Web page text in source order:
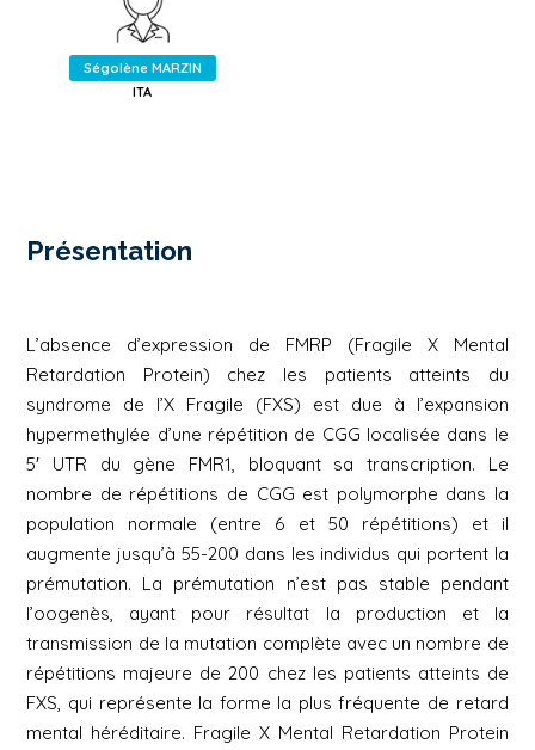
Ségolène MARZIN
ITA
Présentation
L’absence d’expression de FMRP (Fragile X Mental
Retardation Protein) chez les patients atteints du
syndrome de l’X Fragile (FXS) est due à l’expansion
hypermethylée d’une répétition de CGG localisée dans le
5′ UTR du gène FMR1, bloquant sa transcription. Le
nombre de répétitions de CGG est polymorphe dans la
population normale (entre 6 et 50 répétitions) et il
augmente jusqu’à 55-200 dans les individus qui portent la
prémutation. La prémutation n’est pas stable pendant
l’oogenès, ayant pour résultat la production et la
transmission de la mutation complète avec un nombre de
répétitions majeure de 200 chez les patients atteints de
FXS, qui représente la forme la plus fréquente de retard
mental héréditaire. Fragile X Mental Retardation Protein